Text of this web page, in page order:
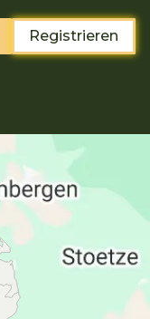
Registrieren